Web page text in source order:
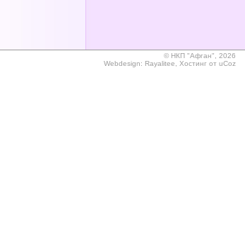
©НКП "Афган", 2026
Webdesign: Rayalitee Хостинг от uCoz